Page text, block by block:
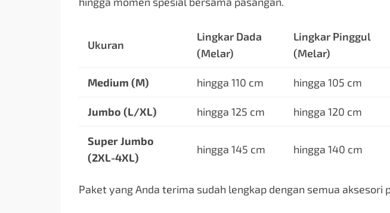
Ukuran
Lingkar Dada
(Melar)
Lingkar Pinggul
(Melar)
Medium (M) hingga 110 cm hingga 105 cm
Jumbo (L/XL) hingga 125 cm hingga 120 cm
Super Jumbo
(2XL-4XL)
hingga 145 cm hingga 140 cm
Paket yang Anda terima sudah lengkap dengan semua aksesori